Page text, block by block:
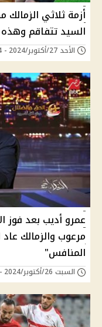
أزمة ثلاثي
السيد تتفاقم
الأحد 27/أكتوبر/2024 - 09:54 ص
عمرو أديب بعد فوز
مرعوب والزمالك
المنافس"
السبت 26/أكتوبر/2024 - 12:49 ص